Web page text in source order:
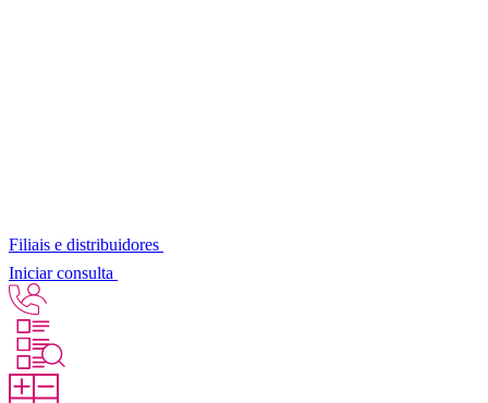
Filiais e distribuidores
Iniciar consulta